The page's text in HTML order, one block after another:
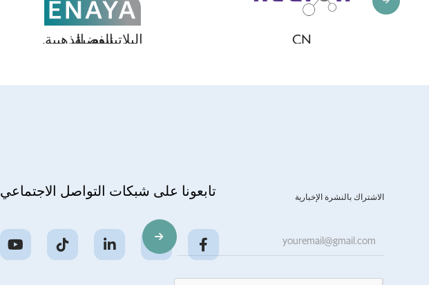
البلاتينيوم, الذهبية,
الفضية.
تابعونا على شبكات التواصل الاجتماعي الاشتراك بالنشرة الإخبارية